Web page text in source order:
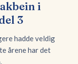
i
3
hadde veldig
årene har det